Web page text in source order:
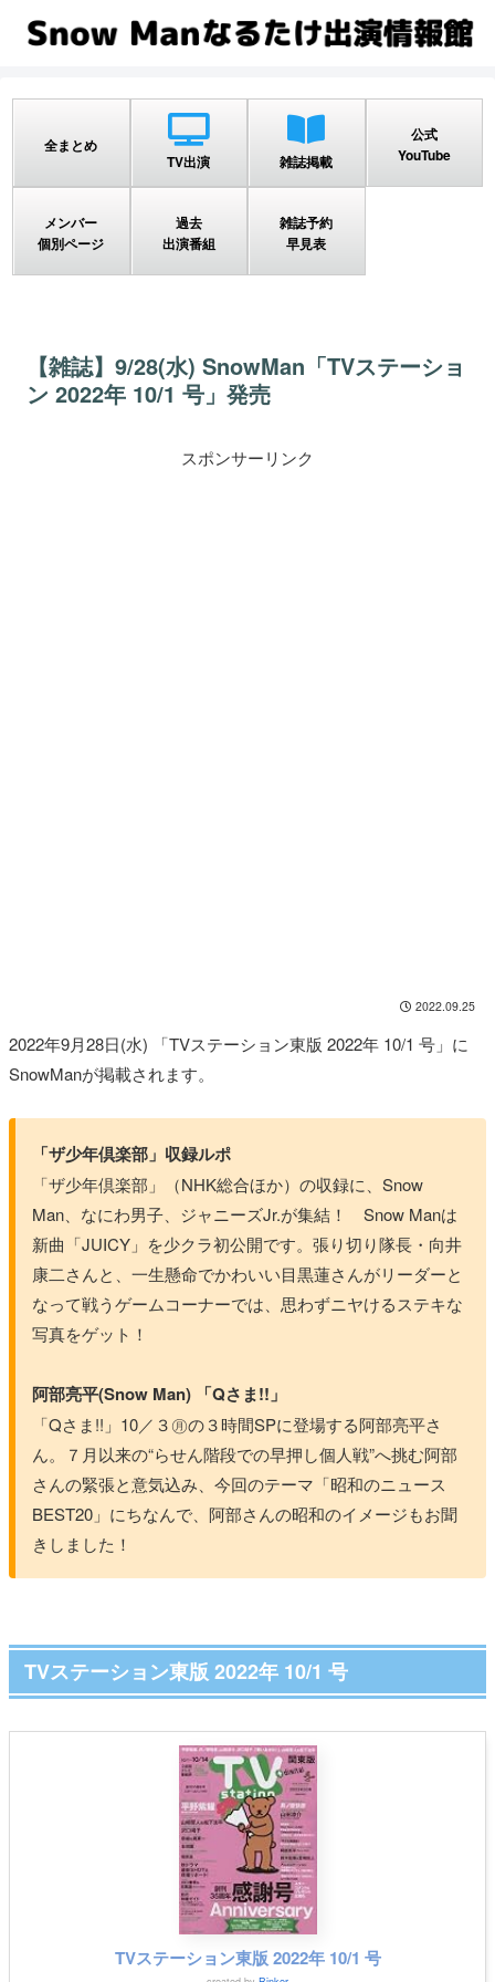
全まとめ
TV出演
雑誌掲載
公式
YouTube
メンバー
個別ページ
過去
出演番組
雑誌予約
早見表
【雑誌】9/28(水) SnowMan「TVステーショ
ン 2022年 10/1 号」発売
スポンサーリンク
2022.09.25
2022年9月28日(水) 「TVステーション東版 2022年 10/1 号」に
SnowManが掲載されます。
「ザ少年倶楽部」収録ルポ
「ザ少年倶楽部」（NHK総合ほか）の収録に、Snow
Man、なにわ男子、ジャニーズJr.が集結！ Snow Manは
新曲「JUICY」を少クラ初公開です。張り切り隊長・向井
康二さんと、一生懸命でかわいい目黒蓮さんがリーダーと
なって戦うゲームコーナーでは、思わずニヤけるステキな
写真をゲット！
阿部亮平(Snow Man) 「Qさま!!」
「Qさま!!」10／３㊊の３時間SPに登場する阿部亮平さ
ん。７月以来の“らせん階段での早押し個人戦”へ挑む阿部
さんの緊張と意気込み、今回のテーマ「昭和のニュース
BEST20」にちなんで、阿部さんの昭和のイメージもお聞
きしました！
TVステーション東版 2022年 10/1 号
TVステーション東版 2022年 10/1 号